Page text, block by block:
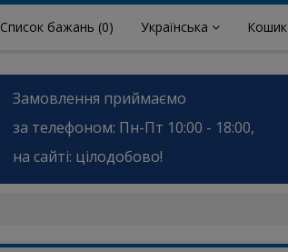
Список бажань (0) Українська Кошик
Замовлення приймаємо
за телефоном: Пн-Пт 10:00 - 18:00,
на сайті: цілодобово!